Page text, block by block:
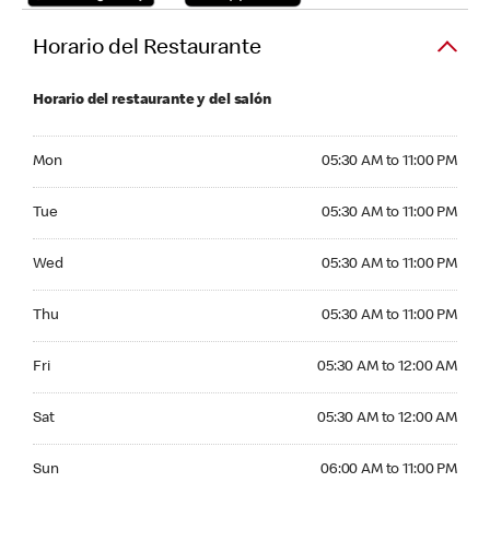
Horario del Restaurante
Horario del restaurante y del salón
Mon 05:30 AM to 11:00 PM
Tue 05:30 AM to 11:00 PM
Wed 05:30 AM to 11:00 PM
Thu 05:30 AM to 11:00 PM
Fri 05:30 AM to 12:00 AM
Sat 05:30 AM to 12:00 AM
Sun 06:00 AM to 11:00 PM